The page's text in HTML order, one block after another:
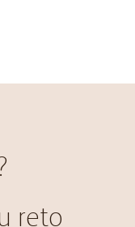
reto